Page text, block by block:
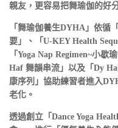
親友，更容易把舞瑜伽的好
「舞瑜伽養生DYHA」依循
要」、「U-KEY Health
「Yoga Nap Regimen~小
Haf 舞韻串流」以及「Dy
康序列」協助練習者進入
老化。
透過創立「Dance Yoga